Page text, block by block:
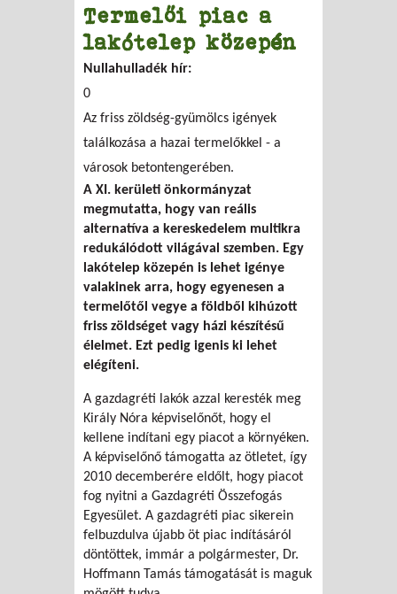
Termelői piac a
lakótelep közepén
Nullahulladék hír:
0
Az friss zöldség-gyümölcs igények
találkozása a hazai termelőkkel - a
városok betontengerében.
A XI. kerületi önkormányzat
megmutatta, hogy van reális
alternatíva a kereskedelem multikra
redukálódott világával szemben. Egy
lakótelep közepén is lehet igénye
valakinek arra, hogy egyenesen a
termelőtől vegye a földből kihúzott
friss zöldséget vagy házi készítésű
élelmet. Ezt pedig igenis ki lehet
elégíteni.
A gazdagréti lakók azzal keresték meg
Király Nóra képviselőnőt, hogy el
kellene indítani egy piacot a környéken.
A képviselőnő támogatta az ötletet, így
2010 decemberére eldőlt, hogy piacot
fog nyitni a Gazdagréti Összefogás
Egyesület. A gazdagréti piac sikerein
felbuzdulva újabb öt piac indításáról
döntöttek, immár a polgármester, Dr.
Hoffmann Tamás támogatását is maguk